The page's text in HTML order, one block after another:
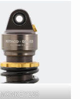
MONKEY125